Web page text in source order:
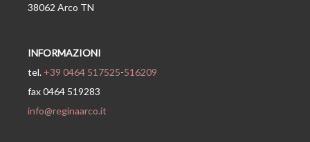
38062 Arco TN
INFORMAZIONI
tel. +39 0464 517525-516209
fax 0464 519283
info@reginaarco.it